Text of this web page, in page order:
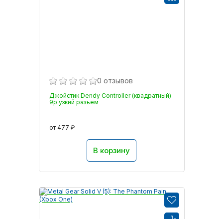
0 отзывов
Джойстик Dendy Controller (квадратный)
9р узкий разъем
от 477 ₽
В корзину